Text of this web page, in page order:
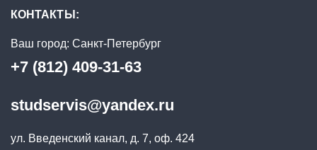
КОНТАКТЫ:
Ваш город: Санкт-Петербург
+7 (812) 409-31-63
studservis@yandex.ru
ул. Введенский канал, д. 7, оф. 424